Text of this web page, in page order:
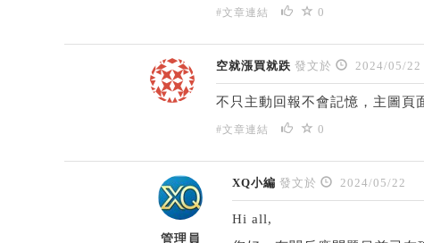
#文章連結 0
空就漲買就跌 發文於 2024/05/22
不只主動回報不會記憶，主圖
#文章連結 0
管理員
XQ小編 發文於 2024/05/22
Hi all,